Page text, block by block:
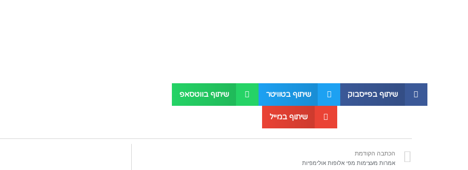
שיתוף בפייסבוק שיתוף בטוויטר שיתוף בווטסאפ
שיתוף במייל
הכתבה הקודמת
אמרות מעצימות מפי אלופות אולימפיות